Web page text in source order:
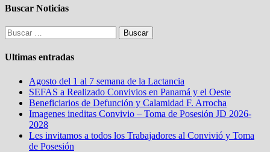
Buscar Noticias
Buscar:
Ultimas entradas
Agosto del 1 al 7 semana de la Lactancia
SEFAS a Realizado Convivios en Panamá y el Oeste
Beneficiarios de Defunción y Calamidad F. Arrocha
Imagenes ineditas Convivio – Toma de Posesión JD 2026-
2028
Les invitamos a todos los Trabajadores al Convivió y Toma
de Posesión